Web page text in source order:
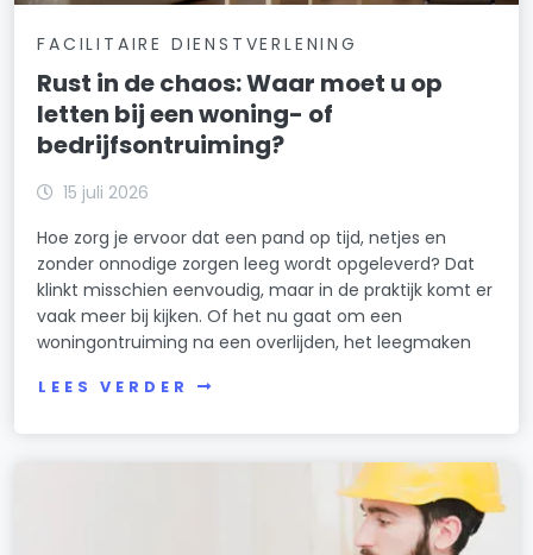
FACILITAIRE DIENSTVERLENING
Rust in de chaos: Waar moet u op
letten bij een woning- of
bedrijfsontruiming?
15 juli 2026
Hoe zorg je ervoor dat een pand op tijd, netjes en
zonder onnodige zorgen leeg wordt opgeleverd? Dat
klinkt misschien eenvoudig, maar in de praktijk komt er
vaak meer bij kijken. Of het nu gaat om een
woningontruiming na een overlijden, het leegmaken
LEES VERDER